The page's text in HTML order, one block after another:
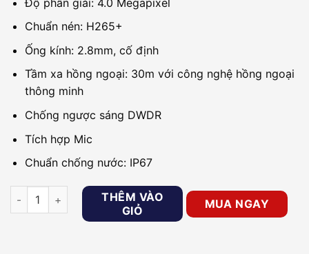
Chuẩn nén: H265+
Ống kính: 2.8mm, cố định
Tầm xa hồng ngoại: 30m với công nghệ hồng ngoại
thông minh
Chống ngược sáng DWDR
Tích hợp Mic
Chuẩn chống nước: IP67
Camera IP 4MP thân trụ DAHUA DH-IPC-HFW1430S1-A-S5
THÊM VÀO
GIỎ
MUA NGAY